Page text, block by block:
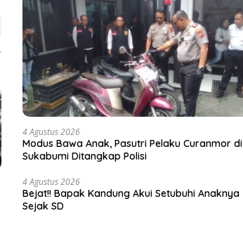
4 Agustus 2026
Modus Bawa Anak, Pasutri Pelaku Curanmor di
Sukabumi Ditangkap Polisi
4 Agustus 2026
Bejat!! Bapak Kandung Akui Setubuhi Anaknya
Sejak SD